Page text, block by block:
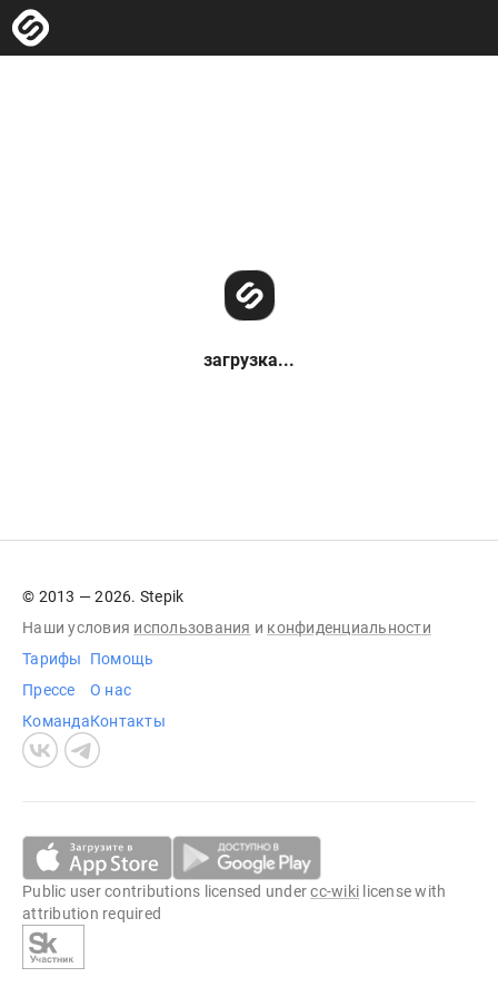
загрузка...
© 2013 — 2026. Stepik
Наши условия использования и конфиденциальности
Тарифы
Прессе
Команда
Помощь
О нас
Контакты
Public user contributions licensed undercc-wiki license with
attribution required